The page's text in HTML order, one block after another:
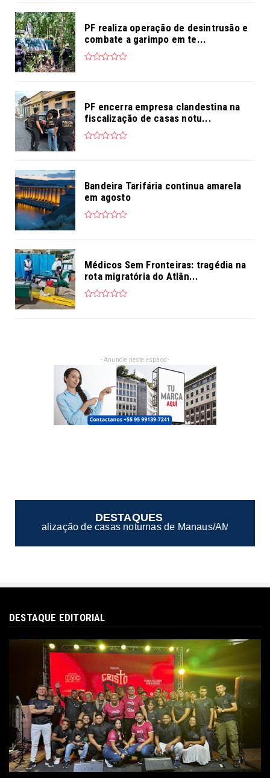
PF realiza operação de desintrusão e
combate a garimpo em te...
PF encerra empresa clandestina na
fiscalização de casas notu...
Bandeira Tarifária continua amarela
em agosto
Médicos Sem Fronteiras: tragédia na
rota migratória do Atlân...
- Anuncie neste espaço -
DESTAQUES
de Manaus/AM ● Bandeira Tarifária
DESTAQUE EDITORIAL